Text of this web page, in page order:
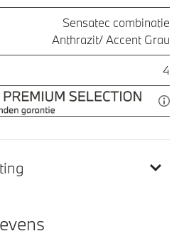
Sensatec combinatie
Anthrazit/ Accent Grau
4